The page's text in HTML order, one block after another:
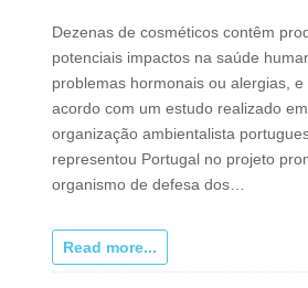
Dezenas de cosméticos contêm
potenciais impactos na saúde
problemas hormonais ou alergias,
acordo com um estudo realizado
organização ambientalista
representou Portugal no projeto
organismo de defesa dos…
Read more...